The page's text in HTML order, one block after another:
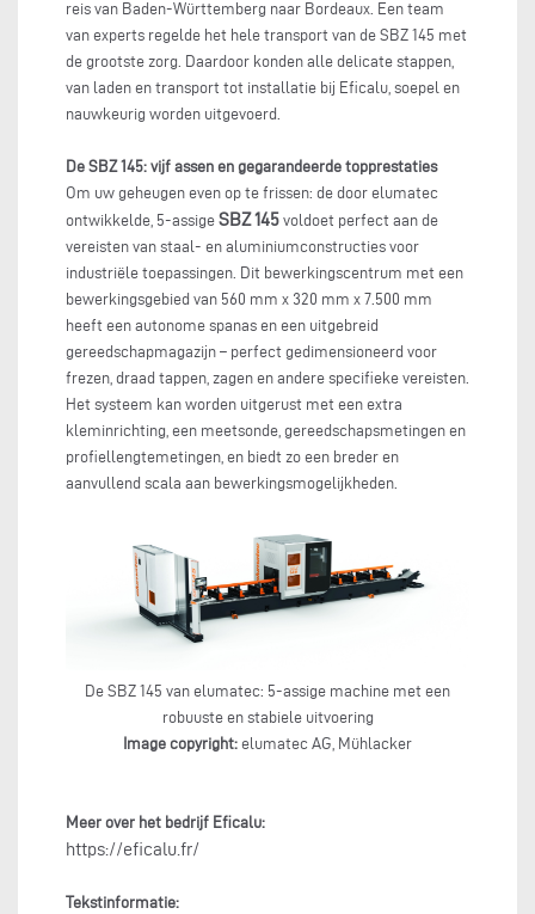
reis van Baden-Württemberg naar Bordeaux. Een team
van experts regelde het hele transport van de SBZ 145 met
de grootste zorg. Daardoor konden alle delicate stappen,
van laden en transport tot installatie bij Eficalu, soepel en
nauwkeurig worden uitgevoerd.
De SBZ 145: vijf assen en gegarandeerde topprestaties
Om uw geheugen even op te frissen: de door elumatec
ontwikkelde, 5-assige SBZ 145 voldoet perfect aan de
vereisten van staal- en aluminiumconstructies voor
industriële toepassingen. Dit bewerkingscentrum met een
bewerkingsgebied van 560 mm x 320 mm x 7.500 mm
heeft een autonome spanas en een uitgebreid
gereedschapmagazijn – perfect gedimensioneerd voor
frezen, draad tappen, zagen en andere specifieke vereisten.
Het systeem kan worden uitgerust met een extra
kleminrichting, een meetsonde, gereedschapsmetingen en
profiellengtemetingen, en biedt zo een breder en
aanvullend scala aan bewerkingsmogelijkheden.
De SBZ 145 van elumatec: 5-assige machine met een
robuuste en stabiele uitvoering
Image copyright: elumatec AG, Mühlacker
Meer over het bedrijf Eficalu:
https://eficalu.fr/
Tekstinformatie: